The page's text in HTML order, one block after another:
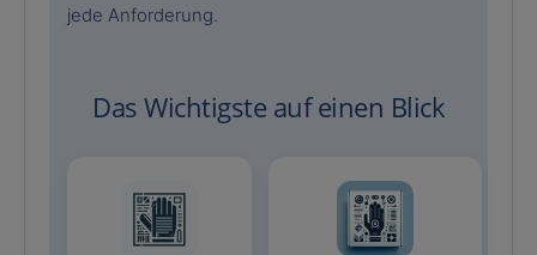
jede Anforderung.
Das Wichtigste auf einen Blick